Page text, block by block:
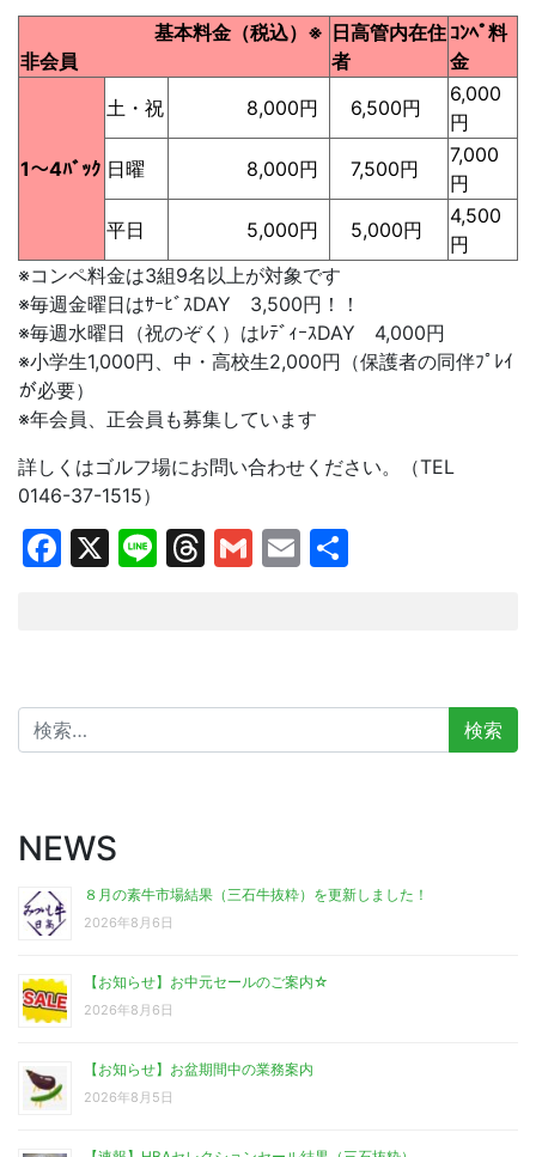
基本料金（税込）※
非会員
日高管内在住
者
ｺﾝﾍﾟ料
金
1～4ﾊﾞｯｸ
土・祝 8,000円 6,500円
6,000
円
日曜
8,000円 7,500円
7,000
円
平日
5,000円 5,000円
4,500
円
※コンペ料金は3組9名以上が対象です
※毎週金曜日はｻｰﾋﾞｽDAY 3,500円！！
※毎週水曜日（祝のぞく）はﾚﾃﾞｨｰｽDAY 4,000円
※小学生1,000円、中・高校生2,000円（保護者の同伴ﾌﾟﾚｲ
が必要）
※年会員、正会員も募集しています
詳しくはゴルフ場にお問い合わせください。（TEL
0146-37-1515）
Facebook
X LineThreads
Gmail
Email
検
索:
NEWS
８月の素牛市場結果（三石牛抜粋）を更新しました！
2026年8月6日
【お知らせ】お中元セールのご案内☆
2026年8月6日
【お知らせ】お盆期間中の業務案内
2026年8月5日